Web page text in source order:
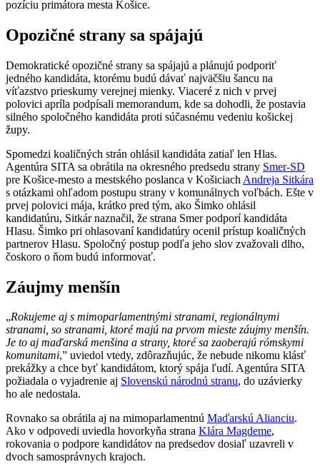
pozíciu primátora mesta Košice.
Opozičné strany sa spájajú
Demokratické opozičné strany sa spájajú a plánujú podporiť
jedného kandidáta, ktorému budú dávať najväčšiu šancu na
víťazstvo prieskumy verejnej mienky. Viaceré z nich v prvej
polovici apríla podpísali memorandum, kde sa dohodli, že postavia
silného spoločného kandidáta proti súčasnému vedeniu košickej
župy.
Spomedzi koaličných strán ohlásil kandidáta zatiaľ len Hlas.
Agentúra SITA sa obrátila na okresného predsedu strany Smer-SD
pre Košice-mesto a mestského poslanca v Košiciach Andreja Sitkára
s otázkami ohľadom postupu strany v komunálnych voľbách. Ešte v
prvej polovici mája, krátko pred tým, ako Šimko ohlásil
kandidatúru, Sitkár naznačil, že strana Smer podporí kandidáta
Hlasu. Šimko pri ohlasovaní kandidatúry ocenil prístup koaličných
partnerov Hlasu. Spoločný postup podľa jeho slov zvažovali dlho,
čoskoro o ňom budú informovať.
Záujmy menšín
„Rokujeme aj s mimoparlamentnými stranami, regionálnymi
stranami, so stranami, ktoré majú na prvom mieste záujmy menšín.
Je to aj maďarská menšina a strany, ktoré sa zaoberajú rómskymi
komunitami,” uviedol vtedy, zdôrazňujúc, že nebude nikomu klásť
prekážky a chce byť kandidátom, ktorý spája ľudí. Agentúra SITA
požiadala o vyjadrenie aj Slovenskú národnú stranu, do uzávierky
ho ale nedostala.
Rovnako sa obrátila aj na mimoparlamentnú Maďarskú Alianciu.
Ako v odpovedi uviedla hovorkyňa strana Klára Magdeme,
rokovania o podpore kandidátov na predsedov dosiaľ uzavreli v
dvoch samosprávnych krajoch.